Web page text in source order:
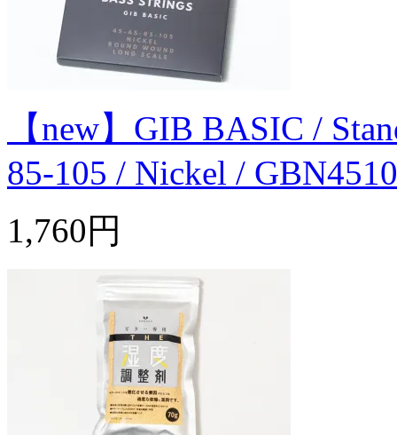
【new】GIB BASIC /
85-105 / Nickel /
1,760円